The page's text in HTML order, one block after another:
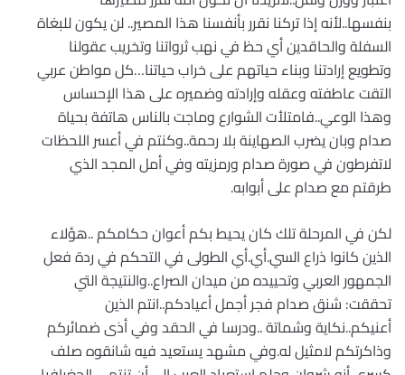
بنفسها..لأنه إذا تركنا نقرر بأنفسنا هذا المصير.. لن يكون للبغاة
السفلة والحاقدين أي حظ في نهب ثرواتنا وتخريب عقولنا
وتطويع إرادتنا وبناء حياتهم على خراب حياتنا…كل مواطن عربي
التقت عاطفته وعقله وإرادته وضميره على هذا الإحساس
وهذا الوعي..فامتلأت الشوارع وماجت بالناس هاتفة بحياة
صدام وبان يضرب الصهاينة بلا رحمة..وكنتم في أعسر اللحظات
لاتفرطون في صورة صدام ورمزيته وفي أمل المجد الذي
طرقتم مع صدام على أبوابه.
لكن في المرحلة تلك كان يحيط بكم أعوان حكامكم ..هؤلاء
الذين كانوا ذراع السي.أي.أي الطولى في التحكم في ردة فعل
الجمهور العربي وتحييده من ميدان الصراع..والنتيجة التي
تحققت: شنق صدام فجر أجمل أعيادكم..انتم الذين
أعنيكم..نكاية وشماتة ..ودرسا في الحقد وفي أذى ضمائركم
وذاكرتكم لامثيل له.وفي مشهد يستعيد فيه شانقوه صلف